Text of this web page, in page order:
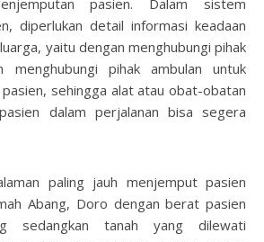
pasien. Dalam sistem
diperlukan detail informasi keadaan
yaitu dengan menghubungi pihak
menghubungi pihak ambulan untuk
sehingga alat atau obat-obatan
dalam perjalanan bisa segera
paling jauh menjemput pasien
Abang, Doro dengan berat pasien
sedangkan tanah yang dilewati